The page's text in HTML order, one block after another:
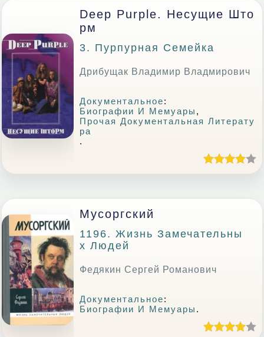
Deep Purple. Несущие Што
Рм
3. Пурпурная Семейка
Дрибущак Владимир Владмирович
Документальное:
Биографии И Мемуары ,
Прочая Документальная Литерату
Ра
.
Мусоргский
1196. Жизнь Замечательны
Х Людей
Федякин Сергей Романович
Документальное:
Биографии И Мемуары .